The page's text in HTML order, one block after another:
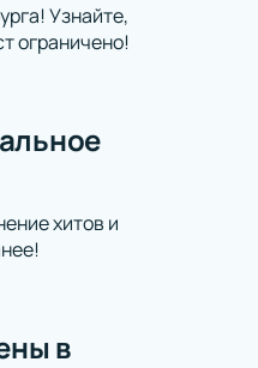
Узнайте,
ограничено!
хитов и
в